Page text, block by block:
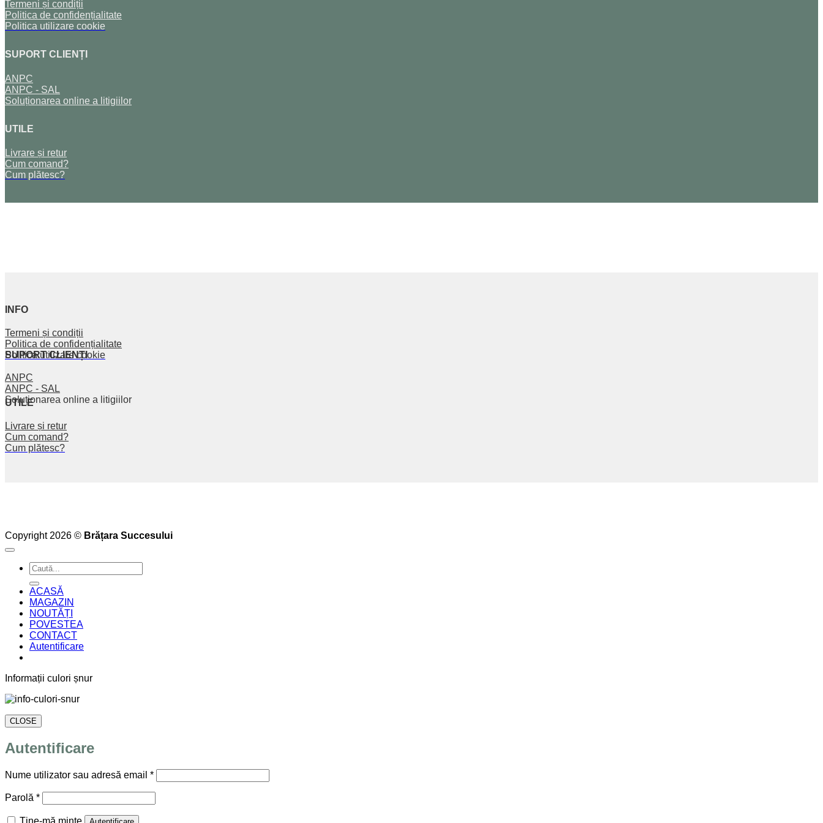
Termeni și condiții
Politica de confidențialitate
Politica utilizare cookie
SUPORT CLIENȚI
ANPC
ANPC - SAL
Soluționarea online a litigiilor
UTILE
Livrare și retur
Cum comand?
Cum plătesc?
INFO
Termeni și condiții
Politica de confidențialitate
Politica utilizare cookie
SUPORT CLIENȚI
ANPC
ANPC - SAL
Soluționarea online a litigiilor
UTILE
Livrare și retur
Cum comand?
Cum plătesc?
Copyright 2026 © Brățara Succesului
Caută
după:
ACASĂ
MAGAZIN
NOUTĂȚI
POVESTEA
CONTACT
Autentificare
Informații culori șnur
CLOSE
Autentificare
Nume utilizator sau adresă email *Obligatoriu
Parolă *Obligatoriu
Ține-mă minte